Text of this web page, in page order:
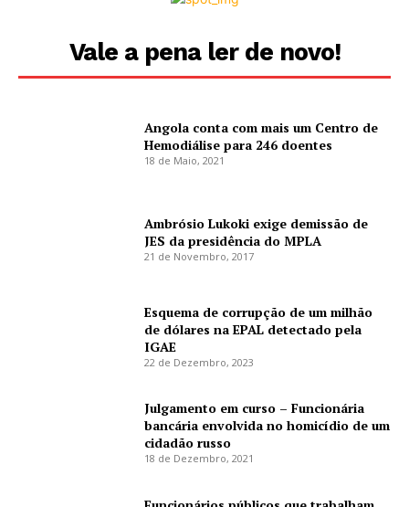
Vale a pena ler de novo!
Angola conta com mais um Centro de
Hemodiálise para 246 doentes
18 de Maio, 2021
Ambrósio Lukoki exige demissão de
JES da presidência do MPLA
21 de Novembro, 2017
Esquema de corrupção de um milhão
de dólares na EPAL detectado pela
IGAE
22 de Dezembro, 2023
Julgamento em curso – Funcionária
bancária envolvida no homicídio de um
cidadão russo
18 de Dezembro, 2021